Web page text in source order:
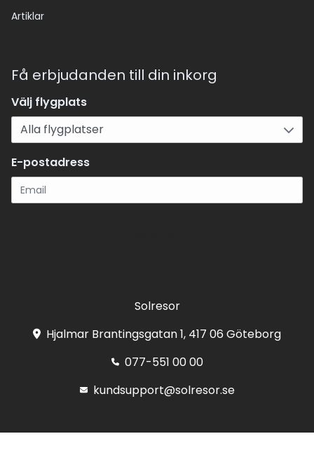
Artiklar
Få erbjudanden till din inkorg
Välj flygplats
E-postadress
Solresor
Hjalmar Brantingsgatan 1, 417 06 Göteborg
077-551 00 00
kundsupport@solresor.se